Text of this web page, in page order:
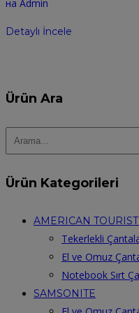
на Admin
Detaylı İncele
Ürün Ara
Ürün Kategorileri
AMERICAN
Tekerlekli
El ve Omuz
Notebook Sırt
SAMSONITE